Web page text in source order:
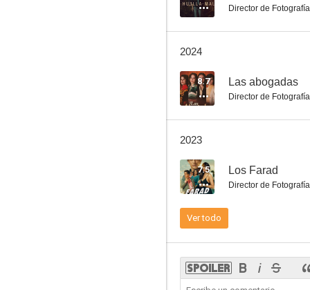
8.6
7.0
Director de Fotografía
2024
8.7 Las abogadas
Director de Fotografía
2023
7.5 Los Farad
Director de Fotografía
Ver todo